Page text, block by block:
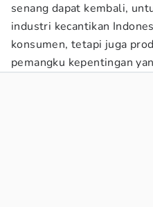
senang dapat kembali,
industri kecantikan
konsumen, tetapi juga
pemangku kepentingan